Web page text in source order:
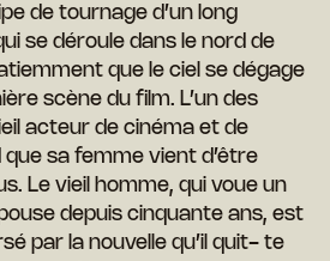
de tournage d’un long
se déroule dans le nord de
que le ciel se dégage
scène du film. L’un des
acteur de cinéma et de
sa femme vient d’être
Le vieil homme, qui voue un
depuis cinquante ans, est
par la nouvelle qu’il quit- te